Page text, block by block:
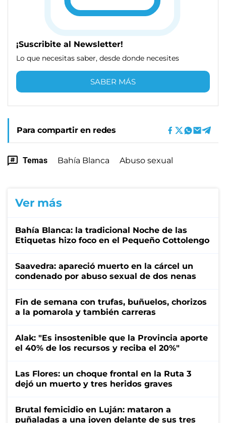
¡Suscribite al Newsletter!
Lo que necesitas saber, desde donde necesites
SABER MÁS
Para compartir en redes
Temas Bahía Blanca Abuso sexual
Ver más
Bahía Blanca: la tradicional Noche de las
Etiquetas hizo foco en el Pequeño Cottolengo
Saavedra: apareció muerto en la cárcel un
condenado por abuso sexual de dos nenas
Fin de semana con trufas, buñuelos, chorizos
a la pomarola y también carreras
Alak: "Es insostenible que la Provincia aporte
el 40% de los recursos y reciba el 20%"
Las Flores: un choque frontal en la Ruta 3
dejó un muerto y tres heridos graves
Brutal femicidio en Luján: mataron a
puñaladas a una joven delante de sus tres